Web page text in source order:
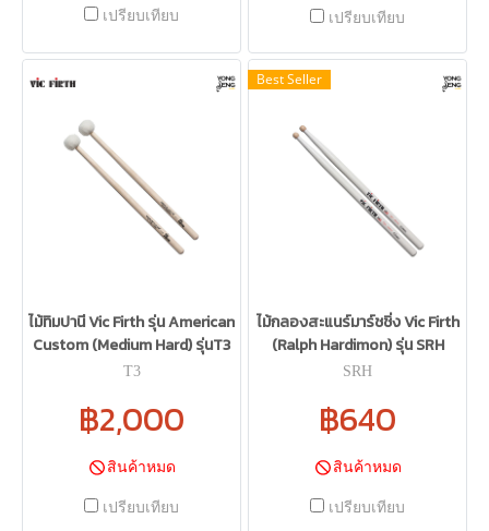
เปรียบเทียบ เปรียบเทียบ
ไม้ทิมปานี Vic Firth รุ่น American
Custom (Medium Hard) รุ่นT3
T3
฿2,000
สินค้าหมด
เปรียบเทียบ
Best Seller
ไม้กลองสะแนร์มาร์ชชิ่ง Vic Firth
(Ralph Hardimon) รุ่น SRH
SRH
฿640
สินค้าหมด
เปรียบเทียบ